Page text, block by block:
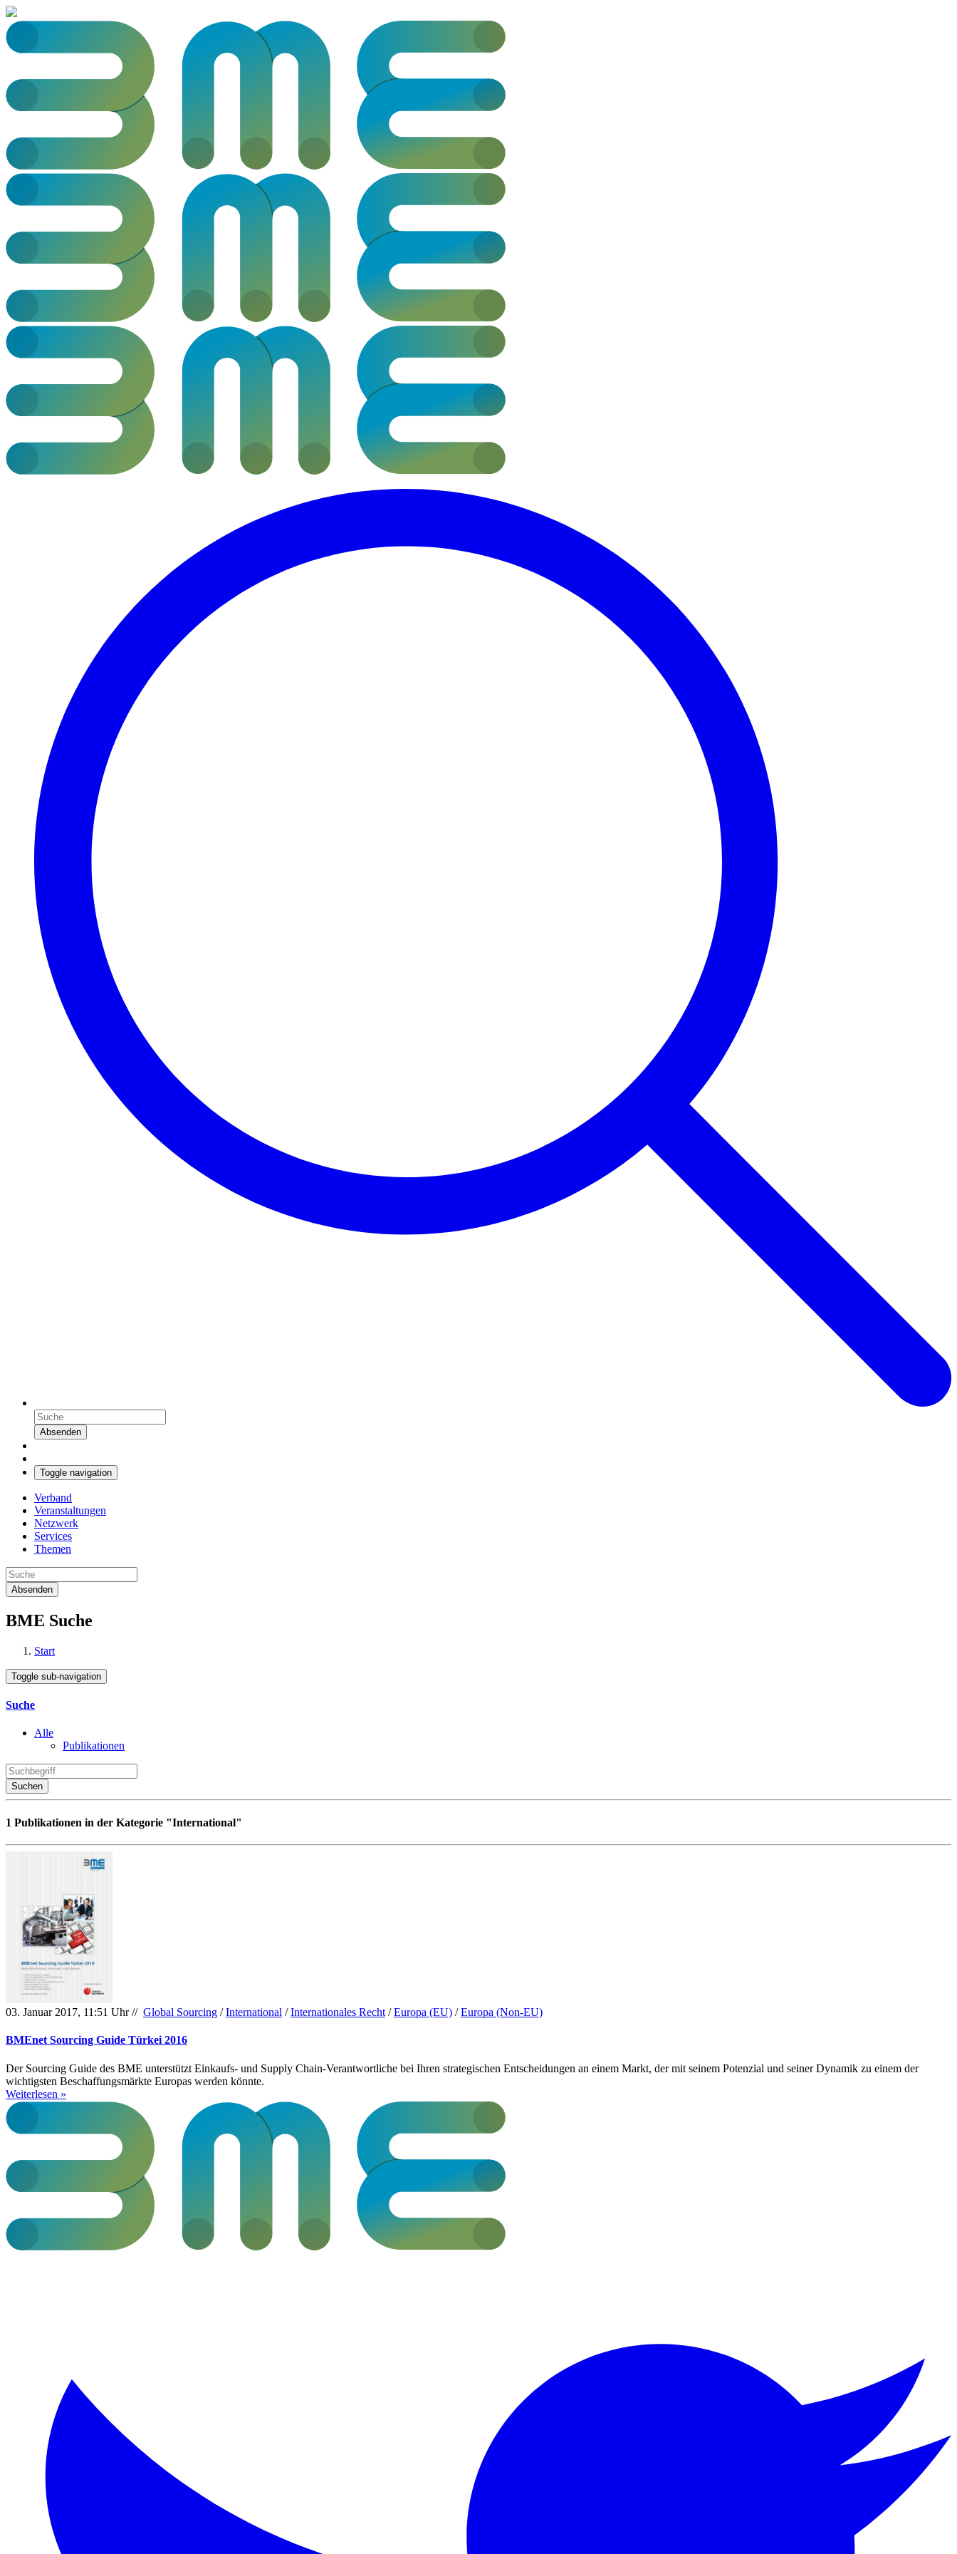
Absenden
Toggle navigation
Verband
Veranstaltungen
Netzwerk
Services
Themen
Absenden
BME Suche
Start
Toggle sub-navigation
Suche
Alle
Publikationen
Suchen
1 Publikationen in der Kategorie "International"
03. Januar 2017, 11:51 Uhr // Global Sourcing /International /Internationales Recht /Europa (EU) /Europa (Non-EU)
BMEnet Sourcing Guide Türkei 2016
Der Sourcing Guide des BME unterstützt Einkaufs- und Supply Chain-Verantwortliche bei Ihren strategischen Entscheidungen an einem Markt, der mit seinem Potenzial und seiner Dynamik zu einem der
wichtigsten Beschaffungsmärkte Europas werden könnte.
Weiterlesen »